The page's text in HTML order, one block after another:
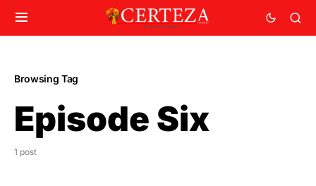
Browsing Tag
Episode Six
1 post